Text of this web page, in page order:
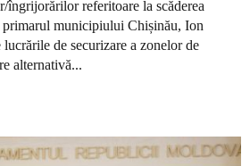
îngrijorărilor referitoare la scăderea
municipiului Chișinău, Ion
lucrările de securizare a zonelor de
alternativă...